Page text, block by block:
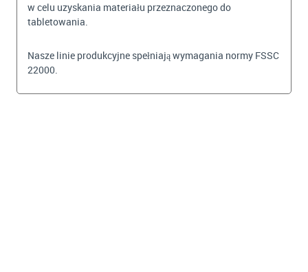
w celu uzyskania materiału przeznaczonego do
tabletowania.
Nasze linie produkcyjne spełniają wymagania normy FSSC
22000.